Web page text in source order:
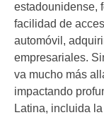
estadounidense,
facilidad de
automóvil,
empresariales.
va mucho más
impactando
Latina, incluida